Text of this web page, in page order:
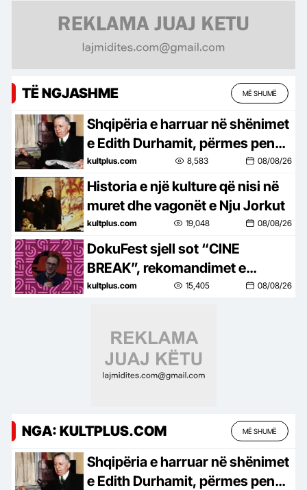
TË NGJASHME MË SHUMË
Shqipëria e harruar në shënimet
e Edith Durhamit, përmes penës
së Faik Konicës
kultplus.com 8,583 08/08/26
Historia e një kulture që nisi në
muret dhe vagonët e Nju Jorkut
kultplus.com 19,048 08/08/26
DokuFest sjell sot “CINE
BREAK”, rekomandimet e
regjisorit Eneos Çarka
kultplus.com 15,405 08/08/26
NGA: KULTPLUS.COM MË SHUMË
Shqipëria e harruar në shënimet
e Edith Durhamit, përmes penës